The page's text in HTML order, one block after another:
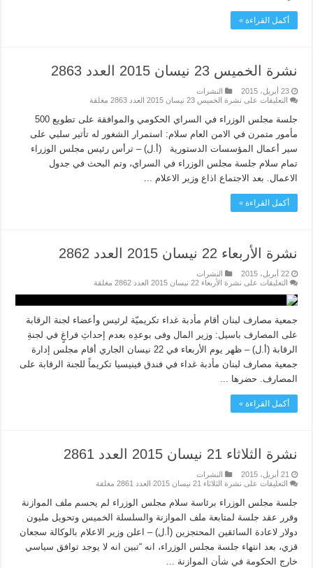
أكمل القراءة »
نشرة الخميس 23 نيسان 2015 العدد 2863
23 أبريل، 2015
النشرات
التعليقات على نشرة الخميس 23 نيسان 2015 العدد 2863 مغلقة
جلسة مجلس الوزراء في السراي الحكومي والموافقة على تطويع 500
مأمور متمرن في الامن العام سلام: استمرار الشغور له تأثير سلبي على
سير أعمال المؤسسات الدستورية (أ.ل) – ترأس رئيس مجلس الوزراء
تمام سلام جلسة مجلس الوزراء في السراي، وتم البحث في جدول
الاعمال. بعد الاجتماع اذاع وزير الاعلام ...
أكمل القراءة »
نشرة الأربعاء 22 نيسان 2015 العدد 2862
22 أبريل، 2015
النشرات
التعليقات على نشرة الأربعاء 22 نيسان 2015 العدد 2862 مغلقة
جمعية مصارف لبنان أقام مأدبة غداء تكريميّة لرئيس وأعضاء لجنة الرقابة
على المصارف باسيل: وزير المال وفى بوعدِه بعدم إحداثِ فراغٍ في لجنةِ
الرقابة (أ.ل) – ظهر يوم الأربعاء في 22 نيسان الجاري أقام مجلس إدارة
جمعية مصارف لبنان مأدبة غداء في فندق فينيسيا تكريماً للجنة الرقابة على
المصارف. حضرها ...
أكمل القراءة »
نشرة الثلاثاء 21 نيسان 2015 العدد 2861
21 أبريل، 2015
النشرات
التعليقات على نشرة الثلاثاء 21 نيسان 2015 العدد 2861 مغلقة
جلسة مجلس الوزراء برئاسة سلام مجلس الوزراء لم يحسم ملف الموازنة
وقرر عقد جلسة لمتابعة ملف الموازنة والسلسلة الخميس وتحويل مليون
دولار لاعادة السائقين المحتجزين (أ.ل) – اعلن وزير الاعلام بالوكالة سجعان
قزي، بعد انتهاء جلسة مجلس الوزراء، انه “تبين انه لا يوجد توافق سياسي
خارج الحكومة في شأن الموازنة ...